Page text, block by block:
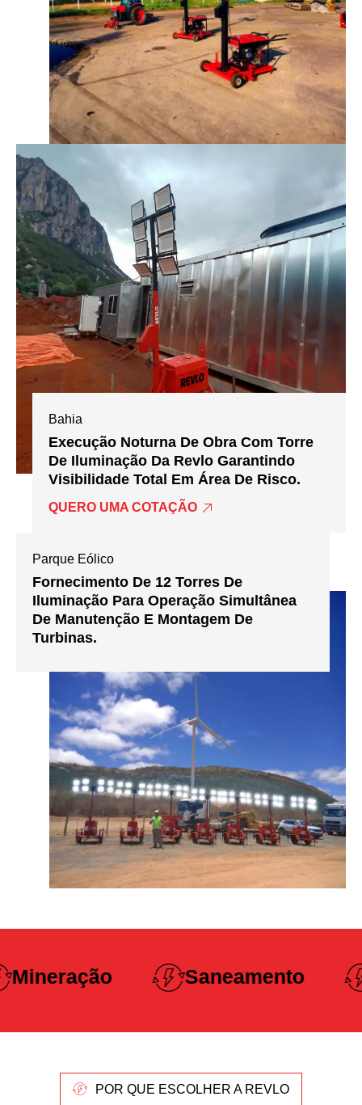
Bahia
Execução Noturna De Obra Com Torre
De Iluminação Da Revlo Garantindo
Visibilidade Total Em Área De Risco.
QUERO UMA COTAÇÃO
Parque Eólico
Fornecimento De 12 Torres De
Iluminação Para Operação Simultânea
De Manutenção E Montagem De
Turbinas.
Saneamento
Construção
Pesada
POR QUE ESCOLHER A REVLO